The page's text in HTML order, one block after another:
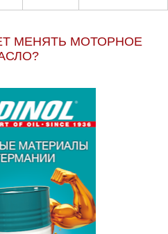
МЕНЯТЬ МОТОРНОЕ